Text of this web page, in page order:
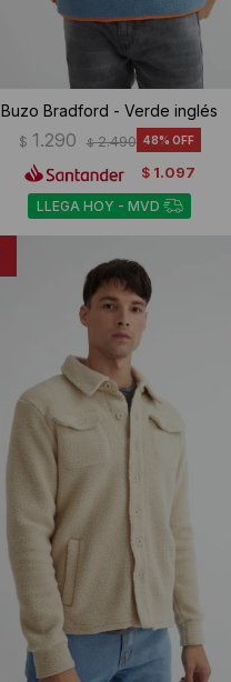
Buzo Bradford - Verde inglés
$ 1.290 $ 2.490 48
$ 1.097
LLEGA HOY - MVD